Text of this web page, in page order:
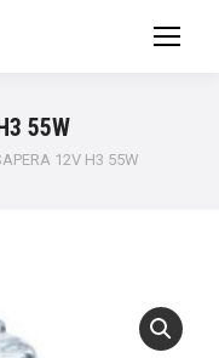
55W
12V H3 55W